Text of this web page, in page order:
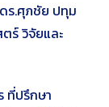
ร.ศุภชัย ปทุม
ร์ วิจัยและ
ที่ปรึกษา